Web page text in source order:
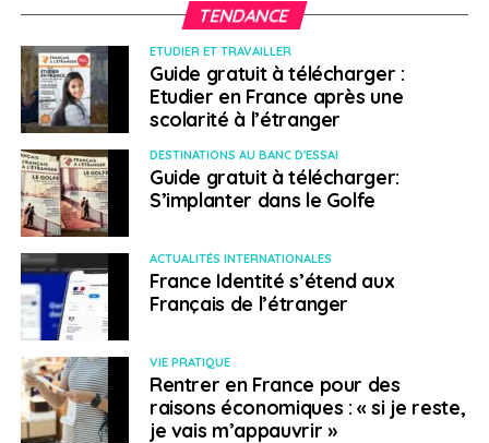
SUJETS ASSOCIÉS: CENTAURUS CHARTER
DUBAÏ
LOCATION DE YACHTS ET DE BATEAUX
PARTENAIRES
A SUIVRE
Assurer son intégration en Ontario avec le
Conseil des Ecoles Catholiques du Centre-Est !
NE RATEZ PAS
S’expatrier au Canada : le top 5 des villes où il
fait bon vivre !
Français à l'étranger
TENDANCE
ETUDIER ET TRAVAILLER
Guide gratuit à télécharger :
Etudier en France après une
scolarité à l’étranger
DESTINATIONS AU BANC D'ESSAI
Guide gratuit à télécharger:
S’implanter dans le Golfe
ACTUALITÉS INTERNATIONALES
France Identité s’étend aux
Français de l’étranger
VIE PRATIQUE
Rentrer en France pour des
raisons économiques : « si je reste,
je vais m’appauvrir »